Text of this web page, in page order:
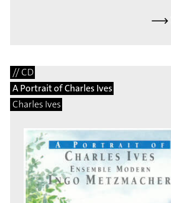
⟶
// CD
A Portrait of Charles Ives
Charles Ives